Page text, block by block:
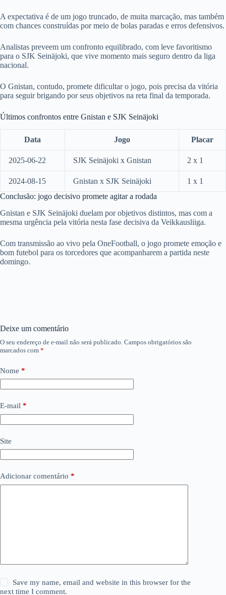
A expectativa é de um jogo truncado, de muita marcação, mas também
com chances construídas por meio de bolas paradas e erros defensivos.
Analistas preveem um confronto equilibrado, com leve favoritismo
para o SJK Seinäjoki, que vive momento mais seguro dentro da liga
nacional.
O Gnistan, contudo, promete dificultar o jogo, pois precisa da vitória
para seguir brigando por seus objetivos na reta final da temporada.
Últimos confrontos entre Gnistan e SJK Seinäjoki
Data Jogo Placar
2025-06-22 SJK Seinäjoki x Gnistan 2 x 1
2024-08-15 Gnistan x SJK Seinäjoki
1 x 1
Conclusão: jogo decisivo promete agitar a rodada
Gnistan e SJK Seinäjoki duelam por objetivos distintos, mas com a
mesma urgência pela vitória nesta fase decisiva da Veikkausliiga.
Com transmissão ao vivo pela OneFootball, o jogo promete emoção e
bom futebol para os torcedores que acompanharem a partida neste
domingo.
Deixe um comentário
O seu endereço de e-mail não será publicado. Campos obrigatórios são
marcados com *
Nome *
E-mail *
Site
Adicionar comentário *
Save my name, email and website in this browser for the
next time I comment.